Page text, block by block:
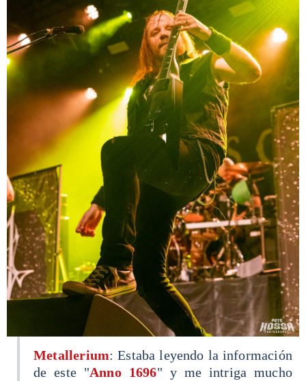
Metallerium: Estaba leyendo la información
de este "Anno 1696" y me intriga mucho